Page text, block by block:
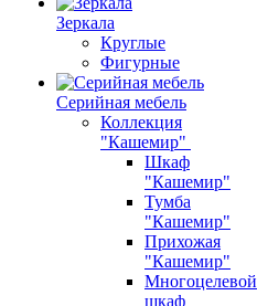
Зеркала
Круглые
Фигурные
Серийная мебель
Коллекция
"Кашемир"
Шкаф
"Кашемир"
Тумба
"Кашемир"
Прихожая
"Кашемир"
Многоцелевой
шкаф